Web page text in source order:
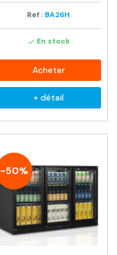
Ref : BA26H
 En stock
Acheter
+ détail
-50%